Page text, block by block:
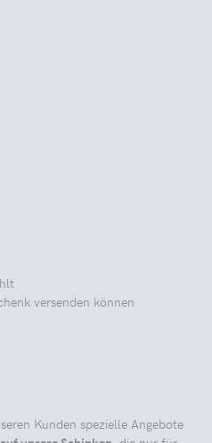
versenden können
Kunden spezielle Angebote